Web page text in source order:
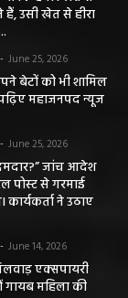
कि हमारे खेत से
हैं, उसी खेत से हीरा
बेटों को भी शामिल
महाजनपद न्यूज
- June 25, 2026
जांच आदेश
से गरमाई
ने उठाए